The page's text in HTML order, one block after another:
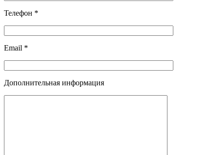
Телефон *
Email *
Дополнительная информация